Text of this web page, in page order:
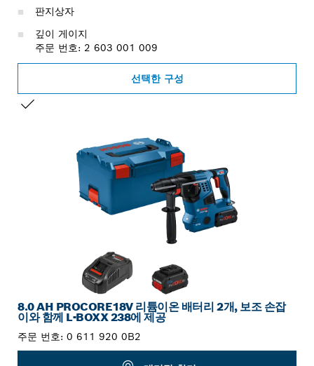
판지상자
깊이 게이지
주문 번호: 2 603 001 009
선택한 구성
8.0 AH PROCORE18V 리튬이온 배터리 2개, 보조 손잡
이와 함께 L-BOXX 238에 제공
주문 번호: 0 611 920 0B2